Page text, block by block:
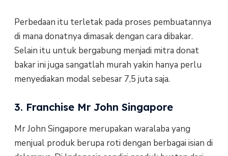
Perbedaan itu terletak pada proses pembuatannya
di mana donatnya dimasak dengan cara dibakar.
Selain itu untuk bergabung menjadi mitra donat
bakar ini juga sangatlah murah yakin hanya perlu
menyediakan modal sebesar 7,5 juta saja.
3. Franchise Mr John Singapore
Mr John Singapore merupakan waralaba yang
menjual produk berupa roti dengan berbagai isian di